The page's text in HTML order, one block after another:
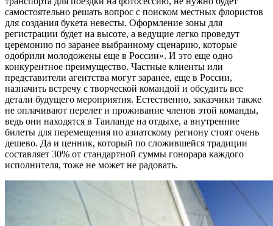
самостоятельно решать вопрос с поиском местных флористов
для создания букета невесты. Оформление зоны для
регистрации будет на высоте, а ведущие легко проведут
церемонию по заранее выбранному сценарию, которые
одобрили молодожены еще в России». И это еще одно
конкурентное преимущество. Частные клиенты или
представители агентства могут заранее, еще в России,
назначить встречу с творческой командой и обсудить все
детали будущего мероприятия. Естественно, заказчики также
не оплачивают перелет и проживание членов этой команды,
ведь они находятся в Таиланде на отдыхе, а внутренние
билеты для перемещения по азиатскому региону стоят очень
дешево. Да и ценник, который по сложившейся традиции
составляет 30% от стандартной суммы гонорара каждого
исполнителя, тоже не может не радовать.